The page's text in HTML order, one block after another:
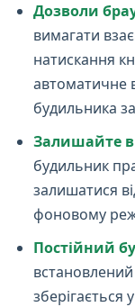
Дозволи
вимагати
натискання
автоматичне
будильника
Залишайте
будильник
залишатися
фоновому
Постійний